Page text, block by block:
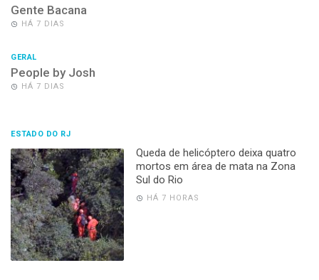
Gente Bacana
HÁ 7 DIAS
GERAL
People by Josh
HÁ 7 DIAS
ESTADO DO RJ
Queda de helicóptero deixa quatro
mortos em área de mata na Zona
Sul do Rio
HÁ 7 HORAS